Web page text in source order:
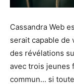
Cassandra Web
serait capable de
des révélations
avec trois jeunes
commun… si